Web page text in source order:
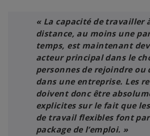
« La capacité de travailler
distance, au moins une
temps, est maintenant
acteur principal dans le
personnes de rejoindre ou
dans une entreprise. Les
doivent donc être
explicites sur le fait que
de travail flexibles font
package de l’emploi. »